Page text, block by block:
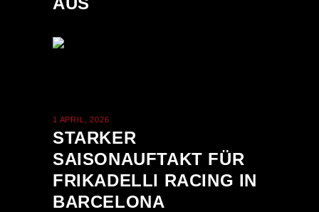
1 APRIL, 2026
STARKER
SAISONAUFTAKT FÜR
FRIKADELLI RACING IN
BARCELONA